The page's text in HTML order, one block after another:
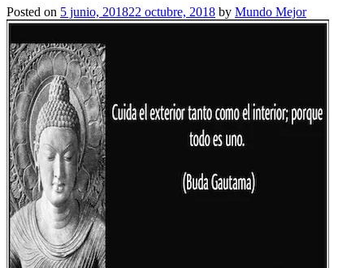
Posted on 5 junio, 201822 octubre, 2018 by Mundo Mejor